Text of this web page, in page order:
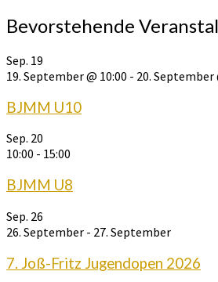
Bevorstehende
Sep. 19
19. September @ 10:00 - 20. September
BJMM U10
Sep. 20
10:00 - 15:00
BJMM U8
Sep. 26
26. September - 27. September
7. Joß-Fritz Jugendopen 2026